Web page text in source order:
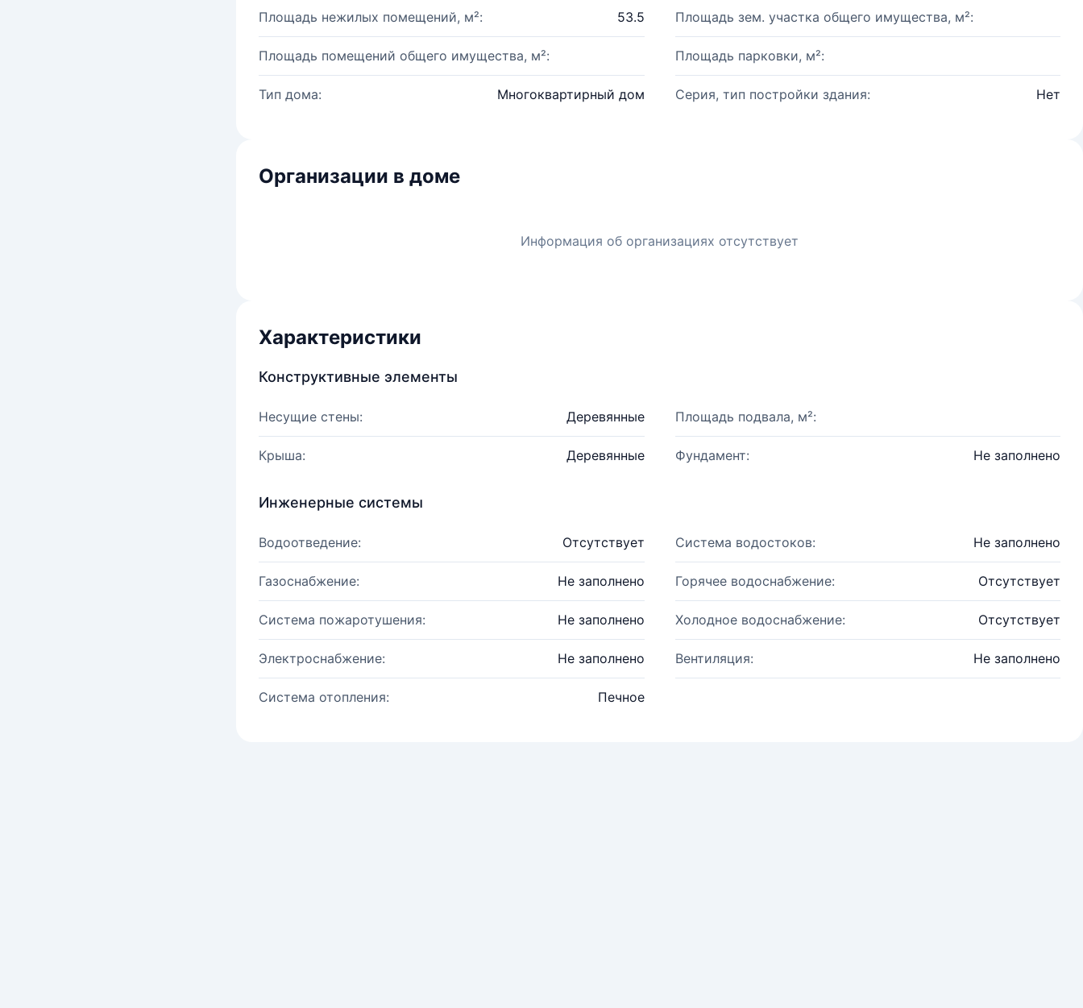
Площадь нежилых помещений, м²: 53.5 Площадь зем. участка общего имущества, м²:
Площадь помещений общего имущества, м²: Площадь парковки, м²:
Тип дома: Многоквартирный дом Серия, тип постройки здания: Нет
Организации в доме
Информация об организациях отсутствует
Характеристики
Конструктивные элементы
Несущие стены: Деревянные Площадь подвала, м²:
Крыша: Деревянные Фундамент: Не заполнено
Инженерные системы
Водоотведение: Отсутствует Система водостоков: Не заполнено
Газоснабжение: Не заполнено Горячее водоснабжение: Отсутствует
Система пожаротушения: Не заполнено Холодное водоснабжение: Отсутствует
Электроснабжение: Не заполнено Вентиляция: Не заполнено
Система отопления: Печное